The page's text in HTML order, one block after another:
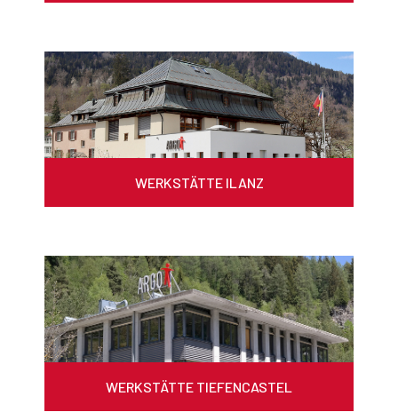
WERKSTÄTTE ILANZ
WERKSTÄTTE TIEFENCASTEL